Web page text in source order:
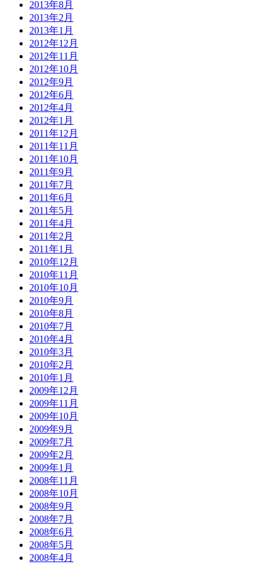
2013年8月
2013年2月
2013年1月
2012年12月
2012年11月
2012年10月
2012年9月
2012年6月
2012年4月
2012年1月
2011年12月
2011年11月
2011年10月
2011年9月
2011年7月
2011年6月
2011年5月
2011年4月
2011年2月
2011年1月
2010年12月
2010年11月
2010年10月
2010年9月
2010年8月
2010年7月
2010年4月
2010年3月
2010年2月
2010年1月
2009年12月
2009年11月
2009年10月
2009年9月
2009年7月
2009年2月
2009年1月
2008年11月
2008年10月
2008年9月
2008年7月
2008年6月
2008年5月
2008年4月